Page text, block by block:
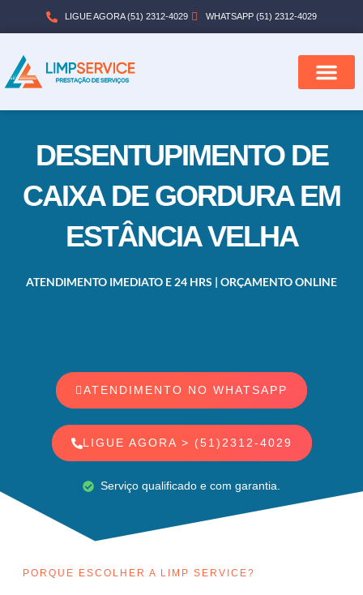
LIGUE AGORA (51) 2312-4029 WHATSAPP (51) 2312-4029
DESENTUPIMENTO DE
CAIXA DE GORDURA EM
ESTÂNCIA VELHA
ATENDIMENTO IMEDIATO E 24 HRS | ORÇAMENTO ONLINE
ATENDIMENTO NO WHATSAPP
LIGUE AGORA > (51)2312-4029
Serviço qualificado e com garantia.
PORQUE ESCOLHER A LIMP SERVICE?